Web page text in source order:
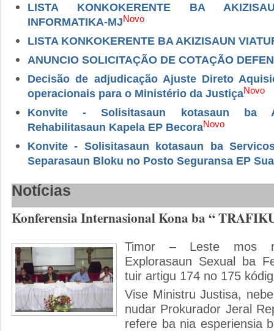
LISTA KONKOKERENTE BA
INFORMATIKA-MJNovo
LISTA KONKOKERENTE BA AKIZISAUN
ANUNCIO SOLICITAÇÃO DE COTAÇÃO
Decisão de adjudicação Ajuste Direto
operacionais para o Ministério da JustiçaNovo
Konvite - Solisitasaun kotasaun ba
Rehabilitasaun Kapela EP BecoraNovo
Konvite - Solisitasaun kotasaun ba
Separasaun Bloku no Posto Seguransa EP
Notícias
Konferensia Internasional Kona ba “
Timor – Leste mos
Explorasaun Sexual ba
tuir artigu 174 no 175
Vise Ministru Justisa,
nudar Prokurador Jeral
refere ba nia esperiensia